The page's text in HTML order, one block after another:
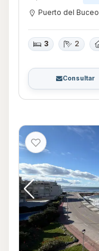
Puerto del Buceo
3 2
Consultar